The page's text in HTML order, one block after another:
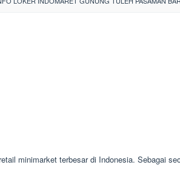
minimarket terbesar di Indonesia. Sebagai